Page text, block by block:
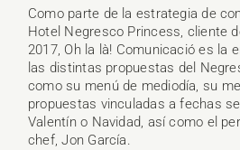
Como parte de la estrategia de
Hotel Negresco Princess, cliente
2017, Oh la là! Comunicació es la
las distintas propuestas del
como su menú de mediodía, su
propuestas vinculadas a fechas
Valentín o Navidad, así como el
chef, Jon García.